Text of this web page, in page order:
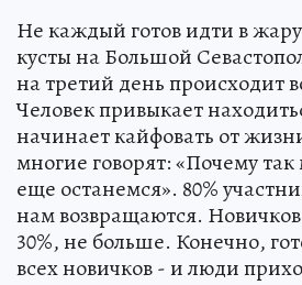
Не каждый готов идти в
кусты на Большой
на третий день происходит
Человек привыкает
начинает кайфовать от
многие говорят: «Почему
еще останемся». 80%
нам возвращаются.
30%, не больше. Конечно,
всех новичков - и люди